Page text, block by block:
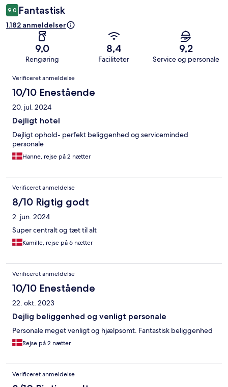
9,0 Fantastisk
1.182 anmeldelser
9,0
Rengøring
8,4
Faciliteter
9,2
Service og personale
Anmeldelser
Verificeret anmeldelse
10/10 Enestående
20. jul. 2024
Dejligt hotel
Dejligt ophold- perfekt beliggenhed og serviceminded
personale
Hanne, rejse på 2 nætter
Verificeret anmeldelse
8/10 Rigtig godt
2. jun. 2024
Super centralt og tæt til alt
Kamille, rejse på 6 nætter
Verificeret anmeldelse
10/10 Enestående
22. okt. 2023
Dejlig beliggenhed og venligt personale
Personale meget venligt og hjælpsomt. Fantastisk beliggenhed
Rejse på 2 nætter
Verificeret anmeldelse